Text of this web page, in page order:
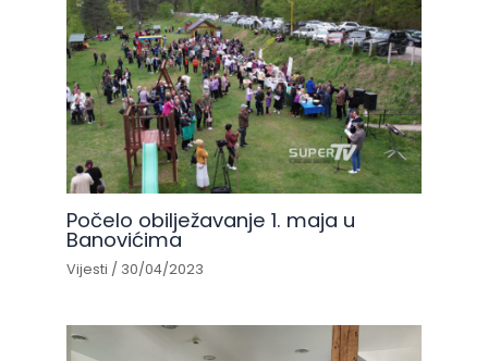
Počelo obilježavanje 1. maja u
Banovićima
Vijesti / 30/04/2023